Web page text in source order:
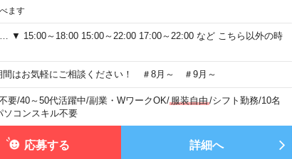
ます
▼ 15:00～18:00 15:00～22:00 17:00～22:00 など こちら以外の時
はお気軽にご相談ください！ ＃8月～ ＃9月～
要/40～50代活躍中/副業・WワークOK/服装自由/シフト勤務/10名
ソコンスキル不要
応募する 詳細へ